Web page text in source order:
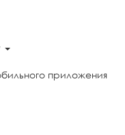
приложения